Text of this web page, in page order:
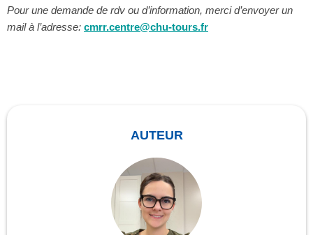
Pour une demande de rdv ou d’information, merci d’envoyer un
mail à l’adresse: cmrr.centre@chu-tours.fr
AUTEUR